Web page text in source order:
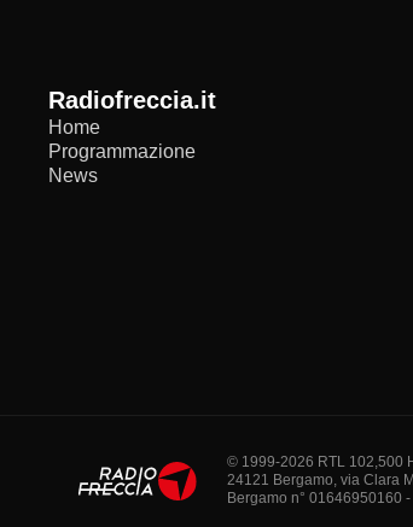
radiofreccia.it
Home
Programmazione
News
© 1999-2026 RTL 102,500
24121 Bergamo, via Clara
Bergamo n° 01646950160